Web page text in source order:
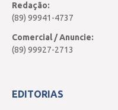
Redação:
(89) 99941-4737
Comercial / Anuncie:
(89) 99927-2713
EDITORIAS